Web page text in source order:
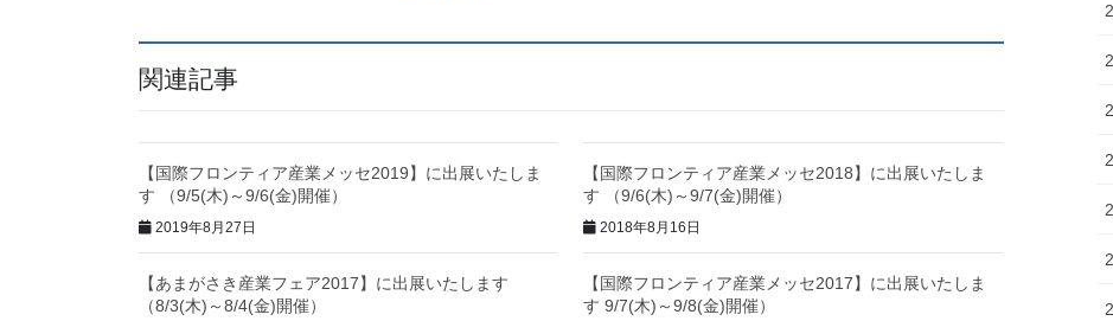
関連記事
【国際フロンティア産業メッセ2019】に出展いたしま
す （9/5(木)～9/6(金)開催）
2019年8月27日
【国際フロンティア産業メッセ2018】に出展いたしま
す （9/6(木)～9/7(金)開催）
2018年8月16日
【あまがさき産業フェア2017】に出展いたします
（8/3(木)～8/4(金)開催）
【国際フロンティア産業メッセ2017】に出展いたしま
す 9/7(木)～9/8(金)開催）